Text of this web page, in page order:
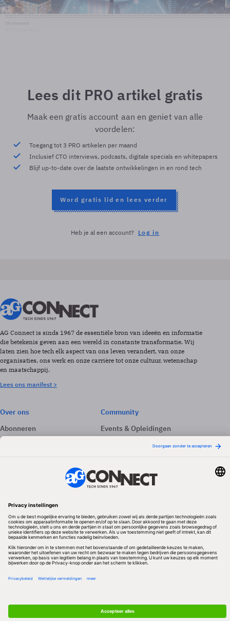
Lees dit PRO artikel gratis
Maak een gratis account aan en geniet van alle
voordelen:
Toegang tot 3 PRO artikelen per maand
Inclusief CTO interviews, podcasts, digitale specials en whitepapers
Blijf up-to-date over de laatste ontwikkelingen in en rond tech
Word gratis lid en lees verder
Heb je al een account? Log in
AG Connect is sinds 1967 de essentiële bron van ideeën en informatie
die betekenis geven aan een wereld in constante transformatie. Wij
laten zien hoe tech elk aspect van ons leven verandert, van onze
organisaties, ons werk en onze carrière tot onze cultuur, wetenschap
en maatschappij.
Lees ons manifest >
Over ons
Abonneren
Adverteren
Community
Events & Opleidingen
Volg ons
Redactionele partner
Algemene Voorwaarden & Copyrights